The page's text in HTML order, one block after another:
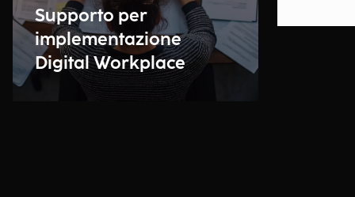
Supporto per
implementazione
Digital Workplace